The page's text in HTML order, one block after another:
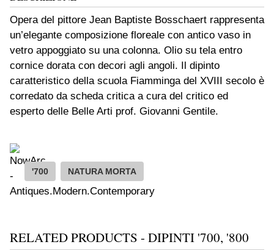
Opera del pittore Jean Baptiste Bosschaert rappresenta
un’elegante composizione floreale con antico vaso in
vetro appoggiato su una colonna. Olio su tela entro
cornice dorata con decori agli angoli. Il dipinto
caratteristico della scuola Fiamminga del XVIII secolo è
corredato da scheda critica a cura del critico ed
esperto delle Belle Arti prof. Giovanni Gentile.
'700 NATURA MORTA
RELATED PRODUCTS - DIPINTI '700, '800